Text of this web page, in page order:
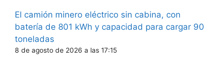
El camión minero eléctrico sin cabina, con
batería de 801 kWh y capacidad para cargar 90
toneladas
8 de agosto de 2026 a las 17:15